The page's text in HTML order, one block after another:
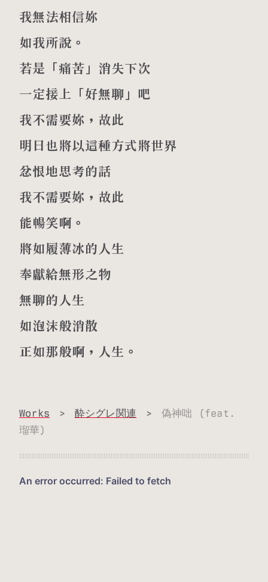
我無法相信妳
如我所說。
若是「痛苦」消失下次
一定接上「好無聊」吧
我不需要妳，故此
明日也將以這種方式將世界
忿恨地思考的話
我不需要妳，故此
能暢笑啊。
將如履薄冰的人生
奉獻給無形之物
無聊的人生
如泡沫般消散
正如那般啊，人生。
Works > 酔シグレ関連 >
偽神咄 (feat.
瑠華)